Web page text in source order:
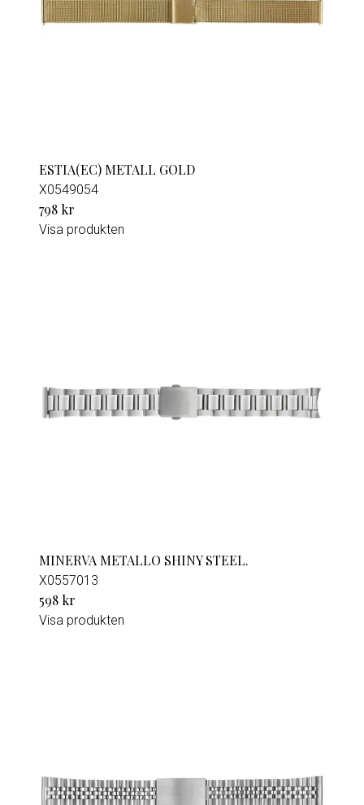
ESTIA(EC) METALL GOLD
X0549054
798 kr
Visa produkten
MINERVA METALLO SHINY STEEL.
X0557013
598 kr
Visa produkten